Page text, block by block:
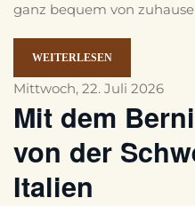
ganz bequem von
WEITERLESEN
Mittwoch, 22. Juli 2026
Mit dem
von der
Italien